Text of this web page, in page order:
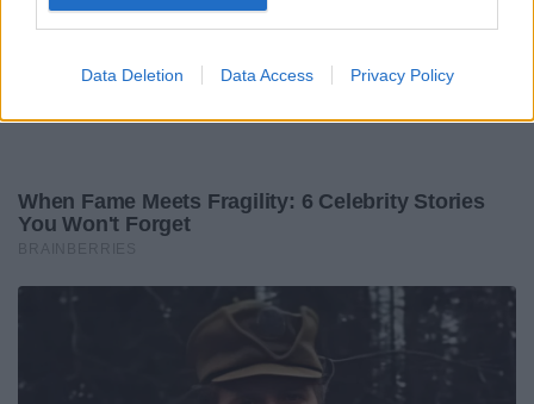
Data Deletion Data Access Privacy Policy
0 Messina